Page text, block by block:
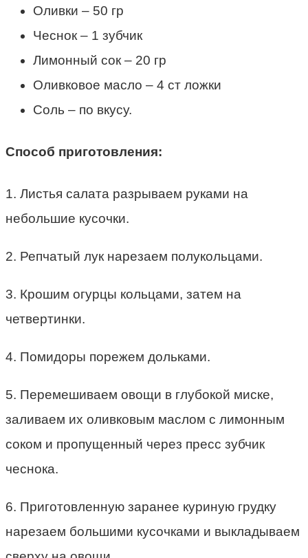
Оливки – 50 гр
Чеснок – 1 зубчик
Лимонный сок – 20 гр
Оливковое масло – 4 ст ложки
Соль – по вкусу.
Способ приготовления:
1. Листья салата разрываем руками на
небольшие кусочки.
2. Репчатый лук нарезаем полукольцами.
3. Крошим огурцы кольцами, затем на
четвертинки.
4. Помидоры порежем дольками.
5. Перемешиваем овощи в глубокой миске,
заливаем их оливковым маслом с лимонным
соком и пропущенный через пресс зубчик
чеснока.
6. Приготовленную заранее куриную грудку
нарезаем большими кусочками и выкладываем